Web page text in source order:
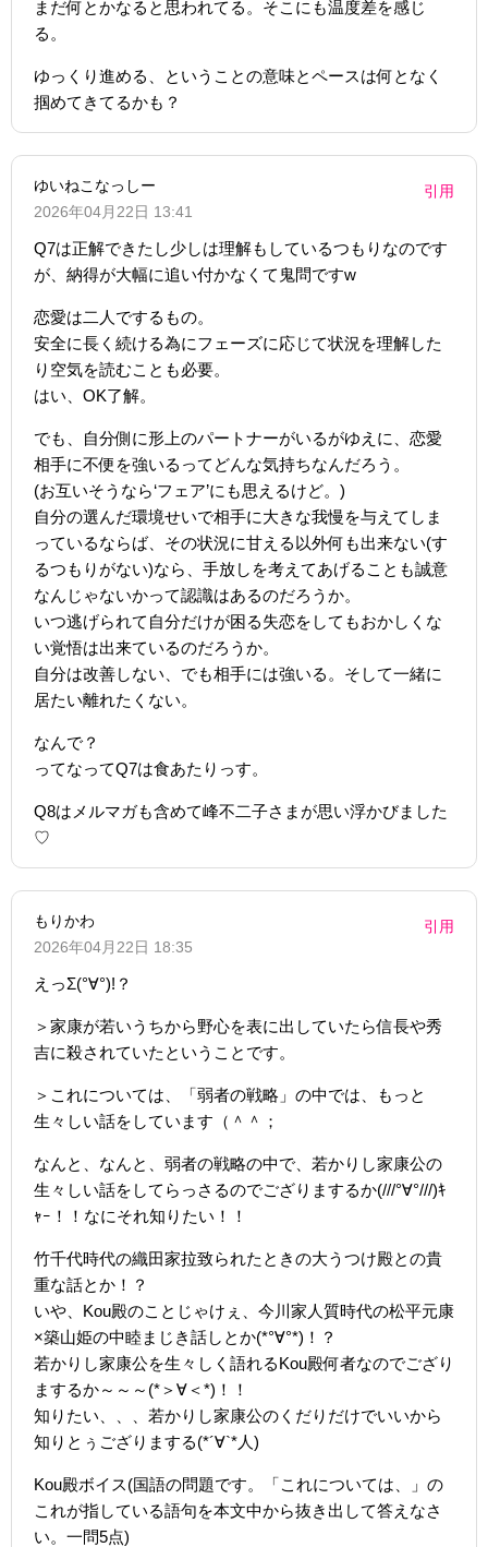
まだ何とかなると思われてる。そこにも温度差を感じ
る。
ゆっくり進める、ということの意味とペースは何となく
掴めてきてるかも？
ゆいねこなっしー
2026年04月22日 13:41
引用
Q7は正解できたし少しは理解もしているつもりなのです
が、納得が大幅に追い付かなくて鬼問ですw
恋愛は二人でするもの。
安全に長く続ける為にフェーズに応じて状況を理解した
り空気を読むことも必要。
はい、OK了解。
でも、自分側に形上のパートナーがいるがゆえに、恋愛
相手に不便を強いるってどんな気持ちなんだろう。
(お互いそうなら‘フェア’にも思えるけど。)
自分の選んだ環境せいで相手に大きな我慢を与えてしま
っているならば、その状況に甘える以外何も出来ない(す
るつもりがない)なら、手放しを考えてあげることも誠意
なんじゃないかって認識はあるのだろうか。
いつ逃げられて自分だけが困る失恋をしてもおかしくな
い覚悟は出来ているのだろうか。
自分は改善しない、でも相手には強いる。そして一緒に
居たい離れたくない。
なんで？
ってなってQ7は食あたりっす。
Q8はメルマガも含めて峰不二子さまが思い浮かびました
♡
もりかわ
2026年04月22日 18:35
引用
えっΣ(°∀°)!？
＞家康が若いうちから野心を表に出していたら信長や秀
吉に殺されていたということです。
＞これについては、「弱者の戦略」の中では、もっと
生々しい話をしています（＾＾；
なんと、なんと、弱者の戦略の中で、若かりし家康公の
生々しい話をしてらっさるのでござりまするか(///°∀°///)ｷ
ｬｰ！！なにそれ知りたい！！
竹千代時代の織田家拉致られたときの大うつけ殿との貴
重な話とか！？
いや、Kou殿のことじゃけぇ、今川家人質時代の松平元康
×築山姫の中睦まじき話しとか(*°∀°*)！？
若かりし家康公を生々しく語れるKou殿何者なのでござり
まするか～～～(*＞∀＜*)！！
知りたい、、、若かりし家康公のくだりだけでいいから
知りとぅござりまする(*´∀`*人)
Kou殿ボイス(国語の問題です。「これについては、」の
これが指している語句を本文中から抜き出して答えなさ
い。一問5点)